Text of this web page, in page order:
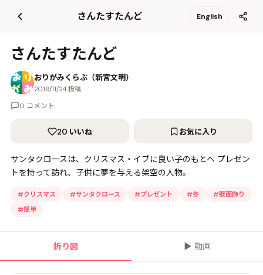
さんたすたんど English
さんたすたんど
おりがみくらぶ（新宮文明）
2019/11/24 投稿
0 コメント
20 いいね お気に入り
サンタクロースは、クリスマス・イブに良い子のもとへ プレゼン
トを持って訪れ、子供に夢を与える架空の人物。
#クリスマス #サンタクロース #プレゼント #冬 #壁面飾り
#簡単
折り図 ▶ 動画